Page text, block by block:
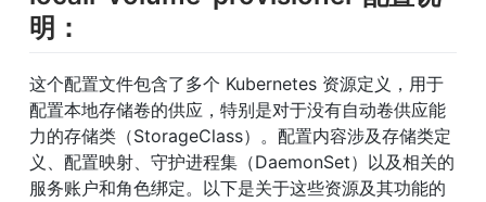
明：
这个配置文件包含了多个 Kubernetes 资源定义，用于
配置本地存储卷的供应，特别是对于没有自动卷供应能
力的存储类（StorageClass）。配置内容涉及存储类定
义、配置映射、守护进程集（DaemonSet）以及相关的
服务账户和角色绑定。以下是关于这些资源及其功能的